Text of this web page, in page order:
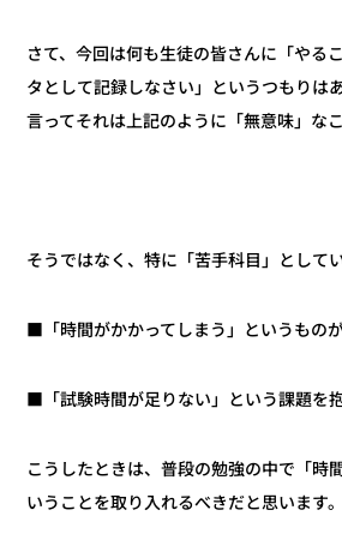
さて、今回は何も生徒の皆さんに「やる
タとして記録しなさい」というつもりは
言ってそれは上記のように「無意味」な
そうではなく、特に「苦手科目」として
■「時間がかかってしまう」というもの
■「試験時間が足りない」という課題を
こうしたときは、普段の勉強の中で「時
いうことを取り入れるべきだと思います。